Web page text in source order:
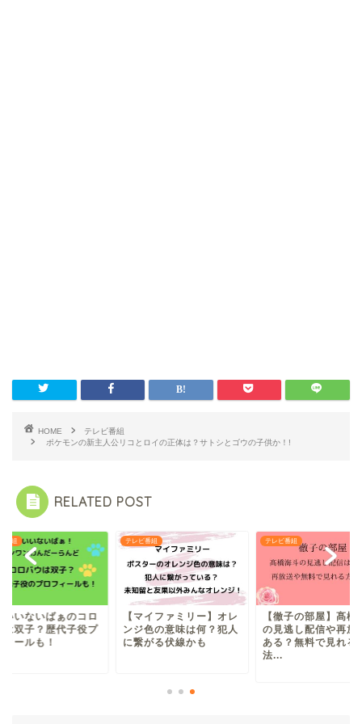
HOME
テレビ番組
ポケモンの新主人公リコとロイの正体は？サトシとゴウの子供か！!
RELATED POST
番組
いいないばぁのコロ
は双子？歴代子役プ
ィールも！
テレビ番組
【マイファミリー】オレ
ンジ色の意味は何？犯人
に繋がる伏線かも
テレビ番組
【徹子の部屋】髙橋
の見逃し配信や再放
ある？無料で見れる
法...